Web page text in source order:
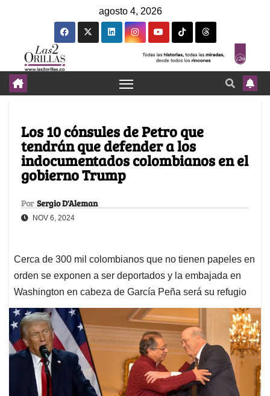
agosto 4, 2026
Los 10 cónsules de Petro que
tendrán que defender a los
indocumentados colombianos en el
gobierno Trump
Por Sergio D'Aleman
NOV 6, 2024
Cerca de 300 mil colombianos que no tienen papeles en
orden se exponen a ser deportados y la embajada en
Washington en cabeza de García Peña será su refugio